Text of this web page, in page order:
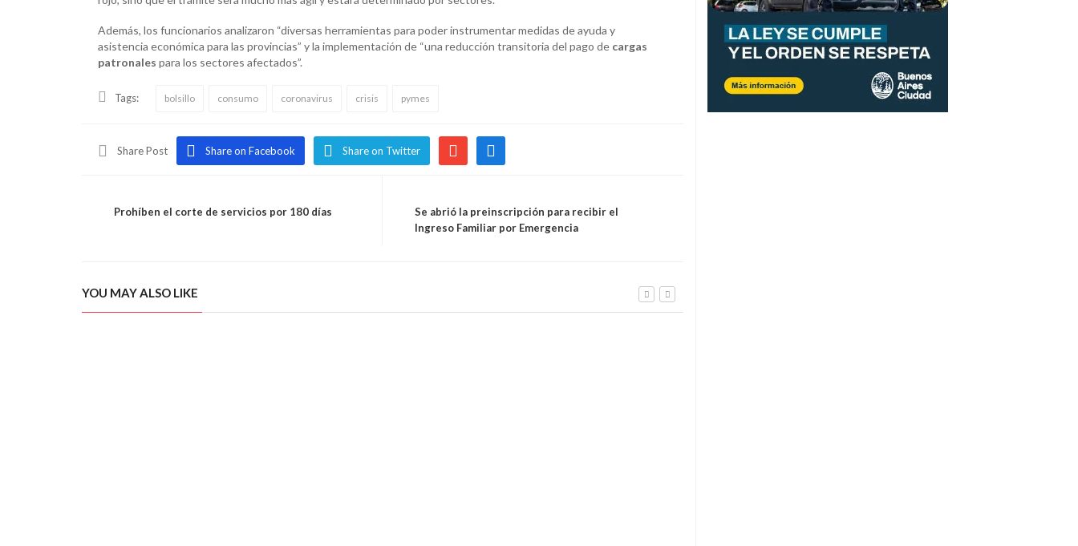
Además, los funcionarios analizaron “diversas herramientas para poder instrumentar medidas de ayuda y
asistencia económica para las provincias” y la implementación de “una reducción transitoria del pago de cargas
patronales para los sectores afectados”.
Tags: bolsillo consumo coronavirus crisis pymes
Share Post Share on Facebook Share on Twitter
Prohíben el corte de servicios por 180 días
Se abrió la preinscripción para recibir el
Ingreso Familiar por Emergencia
YOU MAY ALSO LIKE
Una cervecería artesanal cierra su